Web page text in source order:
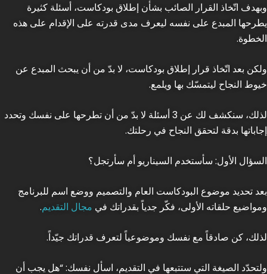
وبهدف اتّخاذ القرار الصائب بشأن إطلاق بودكاست، أسئلة كثيرة
يطرحها المبدع على نفسه ليعرف مدى قدرته على الإقدام على هذه
الخطوة.
ولكن بعد اتّخاذ قرار إطلاق بودكاست، لا بدّ من أن يبحث المبدع عن
خيوط النجاح ليتمسّك بها ويلمع.
لذلك، سنكشف لك عن 3 أسئلة لا بدّ من أن تطرحها على نفسك وتحدد
إجاباتها بدقة لتحقق النجاح في رحلتك.
السؤال الأول: سأستخدم السيناريو أم سأرتجل؟
بعد تحديد موضوع البودكاست العام والتصميم ووضع اسم للبرنامج
ومواضيع حلقاته الأولى، فكّر جدياً بقدراتك في مجال التقديم.
لذلك، كن صادقاً مع نفسك وموضوعياً لتعرف قدراتك جيّداً.
ولتحدّد الصيغة التي ستتبعها في التقديم، اسأل نفسك: “هل يجب أن